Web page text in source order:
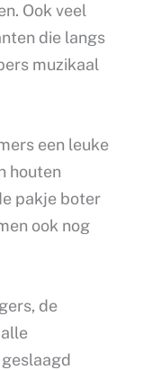
Ook veel
die langs
muzikaal
een leuke
houten
pakje boter
ook nog
de